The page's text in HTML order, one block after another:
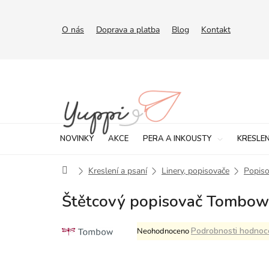
O nás Doprava a platba Blog Kontakt
NOVINKY AKCE PERA A INKOUSTY
DomůKreslení a psaní Linery, popisovače
Štětcový popisovač
Průměrné
hodnocení
NeohodnocenoPodrobnosti